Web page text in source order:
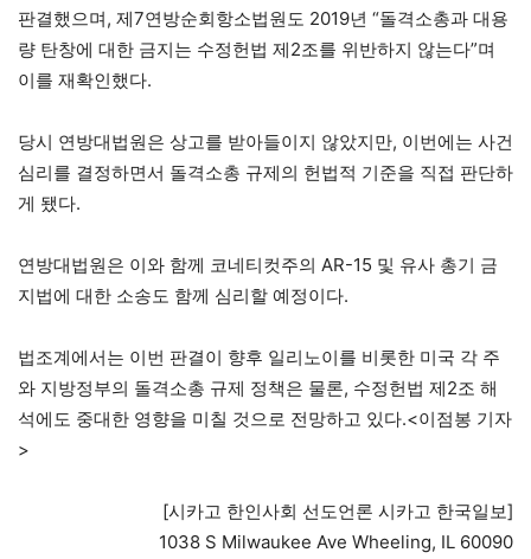
판결했으며, 제7연방순회항소법원도 2019년 “돌격소총과 대용
량 탄창에 대한 금지는 수정헌법 제2조를 위반하지 않는다”며
이를 재확인했다.
당시 연방대법원은 상고를 받아들이지 않았지만, 이번에는 사건
심리를 결정하면서 돌격소총 규제의 헌법적 기준을 직접 판단하
게 됐다.
연방대법원은 이와 함께 코네티컷주의 AR-15 및 유사 총기 금
지법에 대한 소송도 함께 심리할 예정이다.
법조계에서는 이번 판결이 향후 일리노이를 비롯한 미국 각 주
와 지방정부의 돌격소총 규제 정책은 물론, 수정헌법 제2조 해
석에도 중대한 영향을 미칠 것으로 전망하고 있다.<이점봉 기자
>
[시카고 한인사회 선도언론 시카고 한국일보]
1038 S Milwaukee Ave Wheeling, IL 60090